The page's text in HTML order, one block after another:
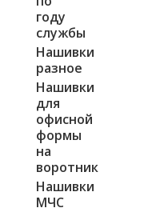
году
службы
Нашивки
разное
Нашивки
для
офисной
формы
на
воротник
Нашивки
МЧС